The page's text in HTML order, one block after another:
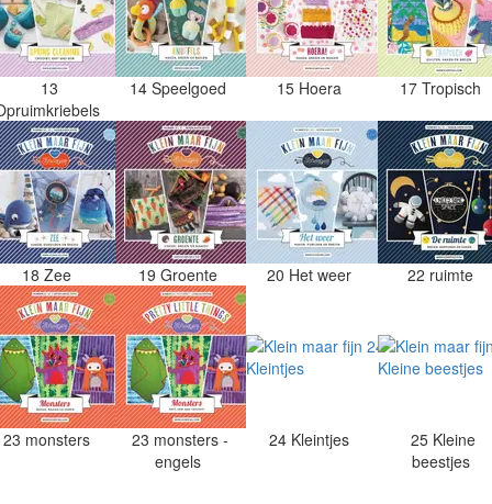
13
14 Speelgoed 15 Hoera 17 Tropisch
18 Zee 19 Groente 20 Het weer 22 ruimte
23 monsters
23 monsters -
engels
24 Kleintjes
25 Kleine
beestjes